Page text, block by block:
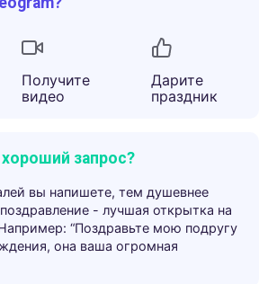
Получите
видео
Дарите
праздник
запрос?
вы напишете, тем душевнее
- лучшая открытка на
“Поздравьте мою подругу
она ваша огромная